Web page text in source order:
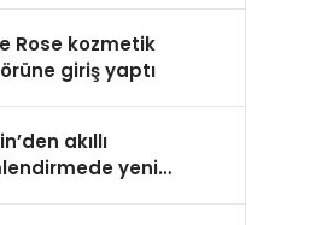
Rose kozmetik
giriş yaptı
akıllı
yeni